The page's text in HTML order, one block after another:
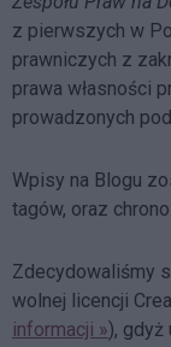
z pierwszych w
prawniczych z
prawa własności
prowadzonych
Wpisy na Blogu
tagów, oraz
Zdecydowaliśmy
wolnej licencji
informacji »), gdyż